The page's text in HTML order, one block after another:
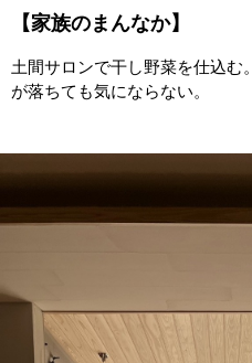
【家族のまんなか】
土間サロンで干し野菜を仕込
が落ちても気にならない。